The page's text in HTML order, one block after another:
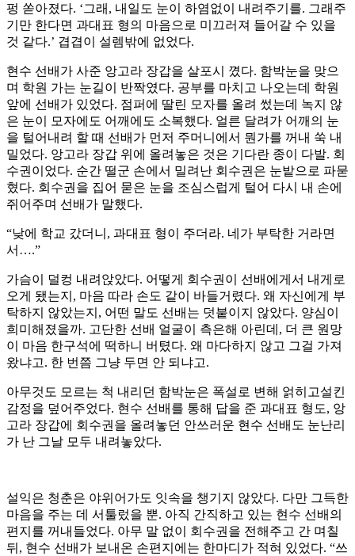
펑 쏟아졌다. ‘그래, 내일도 눈이 하염없이 내려주기를. 그래주
기만 한다면 과대표 형의 마음으로 미끄러져 들어갈 수 있을
것 같다.’ 겹겹이 설렘밖에 없었다.
현수 선배가 사준 앙고라 장갑을 살포시 꼈다. 함박눈을 맞으
며 학원 가는 눈길이 반짝였다. 공부를 마치고 나오는데 학원
앞에 선배가 있었다. 점퍼에 딸린 모자를 올려 썼는데 녹지 않
은 눈이 모자에도 어깨에도 소복했다. 얼른 달려가 어깨의 눈
을 털어내려 할 때 선배가 먼저 주머니에서 뭔가를 꺼내 쑥 내
밀었다. 앙고라 장갑 위에 올려놓은 것은 기다란 종이 다발. 회
수권이었다. 순간 떨군 손에서 밀려난 회수권은 눈밭으로 파묻
혔다. 회수권을 집어 묻은 눈을 조심스럽게 털어 다시 내 손에
쥐어주며 선배가 말했다.
“낮에 학교 갔더니, 과대표 형이 주더라. 네가 부탁한 거라면
서….”
가슴이 덜컹 내려앉았다. 어떻게 회수권이 선배에게서 내게로
오게 됐는지, 마음 따라 손도 같이 바들거렸다. 왜 자신에게 부
탁하지 않았는지, 어떤 말도 선배는 덧붙이지 않았다. 양심이
희미해졌을까. 고단한 선배 얼굴이 측은해 아린데, 더 큰 원망
이 마음 한구석에 떡하니 버텼다. 왜 마다하지 않고 그걸 가져
왔냐고. 한 번쯤 그냥 두면 안 되냐고.
아무것도 모르는 척 내리던 함박눈은 폭설로 변해 얽히고설킨
감정을 덮어주었다. 현수 선배를 통해 답을 준 과대표 형도, 앙
고라 장갑에 회수권을 올려놓던 안쓰러운 현수 선배도 눈난리
가 난 그날 모두 내려놓았다.
설익은 청춘은 야위어가도 잇속을 챙기지 않았다. 다만 그득한
마음을 주는 데 서툴렀을 뿐. 아직 간직하고 있는 현수 선배의
편지를 꺼내들었다. 아무 말 없이 회수권을 전해주고 간 며칠
뒤, 현수 선배가 보내온 손편지에는 한마디가 적혀 있었다. “쓰